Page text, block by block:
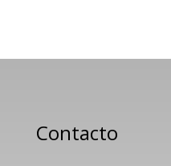
Contacto